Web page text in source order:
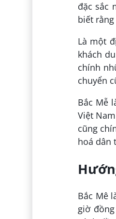
đặc sắc
biết
Là một
khách
chính
chuyển
Bắc Mễ
Việt
cũng
hoá dân
Bắc Mê
giờ